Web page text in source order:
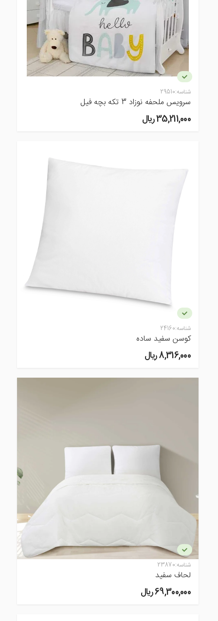
شناسه:29510
سرویس ملحفه نوزاد 3 تکه بچه فیل
35,211,000 ريال
شناسه:24160
کوسن سفید ساده
8,316,000 ريال
شناسه:23870
لحاف سفید
69,300,000 ريال